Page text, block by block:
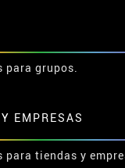
para grupos.
EMPRESAS
para tiendas y